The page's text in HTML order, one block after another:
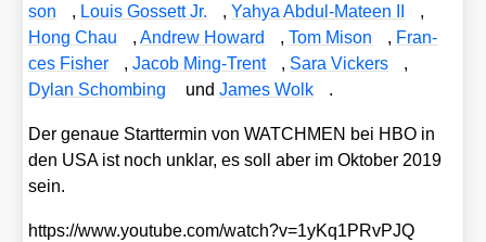
son
, Lou­is Gos­sett Jr. ,Yahya Abdul-Mate­en II
,
Hong Chau
,Andrew Howard ,Tom Mison , Fran­
ces Fisher
,Jacob Ming-Trent , Sara Vickers
,
Dylan Schom­bing
undJames Wolk .
Der genaue Start­ter­min von WATCHMEN bei HBO in
den USA ist noch unklar, es soll aber im Okto­ber 2019
sein.
https://​www​.you​tube​.com/​w​a​t​c​h​?​v​=​1​y​K​q​1​P​R​v​PJQ